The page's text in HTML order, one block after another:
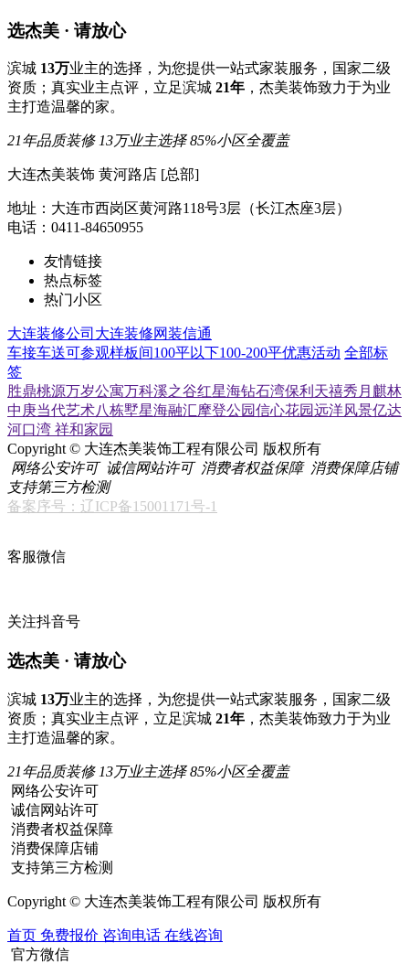
选杰美 · 请放心
滨城 13万业主的选择，为您提供一站式家装服务，国家二级
资质；真实业主点评，立足滨城 21年 ，杰美装饰致力于为业
主打造温馨的家。
21年品质装修 13万业主选择 85%小区全覆盖
大连杰美装饰 黄河路店 [总部]
地址：大连市西岗区黄河路118号3层（长江杰座3层）
电话：0411-84650955
友情链接
热点标签
热门小区
大连装修公司 大连装修网装信通
车接车送可参观样板间100平以下100-200平优惠活动 全部标
签
胜鼎桃源万岁公寓万科溪之谷红星海钻石湾保利天禧秀月麒林
中庚当代艺术八栋墅星海融汇摩登公园信心花园远洋风景亿达
河口湾 祥和家园
Copyright © 大连杰美装饰工程有限公司 版权所有
网络公安许可 诚信网站许可 消费者权益保障 消费保障店铺
支持第三方检测
备案序号：辽ICP备15001171号-1
客服微信
关注抖音号
选杰美 · 请放心
滨城 13万业主的选择，为您提供一站式家装服务，国家二级
资质；真实业主点评，立足滨城 21年 ，杰美装饰致力于为业
主打造温馨的家。
21年品质装修 13万业主选择 85%小区全覆盖
网络公安许可
诚信网站许可
消费者权益保障
消费保障店铺
支持第三方检测
Copyright © 大连杰美装饰工程有限公司 版权所有
首页 免费报价 咨询电话 在线咨询
官方微信